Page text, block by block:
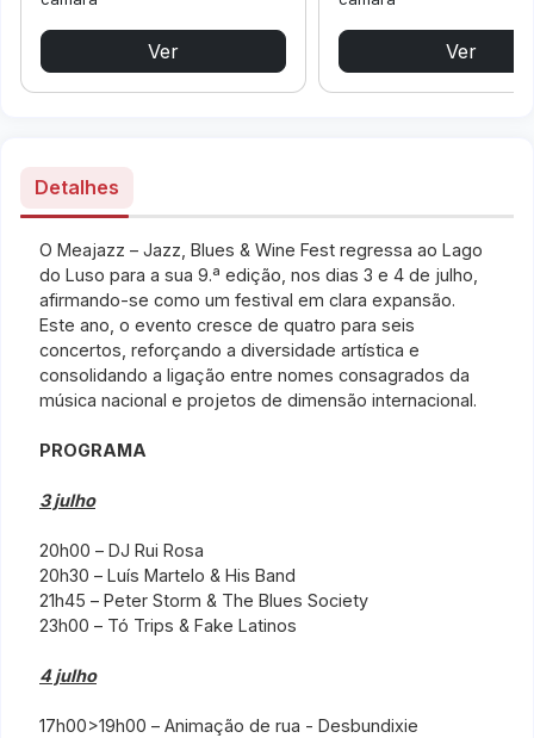
Ver Ver
Detalhes
O Meajazz – Jazz, Blues & Wine Fest regressa ao Lago
do Luso para a sua 9.ª edição, nos dias 3 e 4 de julho,
afirmando-se como um festival em clara expansão.
Este ano, o evento cresce de quatro para seis
concertos, reforçando a diversidade artística e
consolidando a ligação entre nomes consagrados da
música nacional e projetos de dimensão internacional.
PROGRAMA
3 julho
20h00 – DJ Rui Rosa
20h30 – Luís Martelo & His Band
21h45 – Peter Storm & The Blues Society
23h00 – Tó Trips & Fake Latinos
4 julho
17h00>19h00 – Animação de rua - Desbundixie